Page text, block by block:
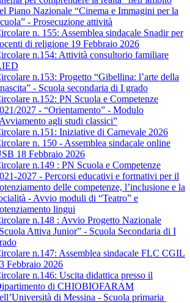
Piano Nazionale “Cinema e Immagini per la
- Prosecuzione attività
n. 155: Assemblea sindacale Snadir per
di religione 19 Febbraio 2026
n.154: Attività consultorio familiare
n.153: Progetto “Gibellina: l’arte della
- Scuola secondaria di I grado
n.152: PN Scuola e Competenze
2027 - “Orientamento” - Modulo
agli studi classici”
n.151: Iniziative di Carnevale 2026
n. 150 - Assemblea sindacale online
18 Febbraio 2026
n.149 : PN Scuola e Competenze
2027 - Percorsi educativi e formativi per il
delle competenze, l’inclusione e la
- Avvio moduli di “Teatro” e
lingui
n.148 : Avvio Progetto Nazionale
Attiva Junior” - Scuola Secondaria di I
n.147: Assemblea sindacale FLC CGIL
Febbraio 2026
n.146: Uscita didattica presso il
di CHIOBIOFARAM
di Messina - Scuola primaria